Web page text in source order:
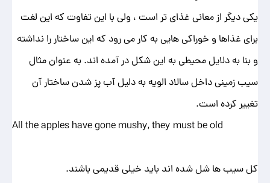
یکی دیگر از معانی غذای تر است ، ولی با این تفاوت که این لغت
برای غذاها و خوراکی هایی به کار می رود که این ساختار را نداشته
و بنا به دلایل محیطی به این شکل در آمده اند. به عنوان مثال
سیب زمینی داخل سالاد الویه به دلیل آب پز شدن ساختار آن
تغییر کرده است.
All the apples have gone mushy, they must be old
کل سیب ها شل شده اند باید خیلی قدیمی باشند.